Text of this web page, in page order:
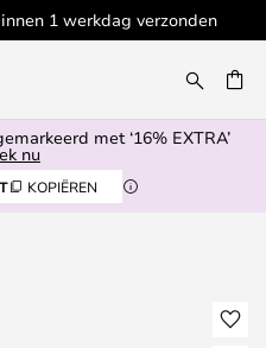
1 werkdag verzonden
met ‘16% EXTRA’
nu
KOPIËREN